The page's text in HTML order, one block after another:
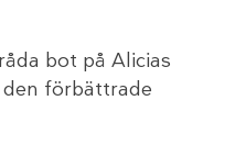
bot på Alicias
förbättrade